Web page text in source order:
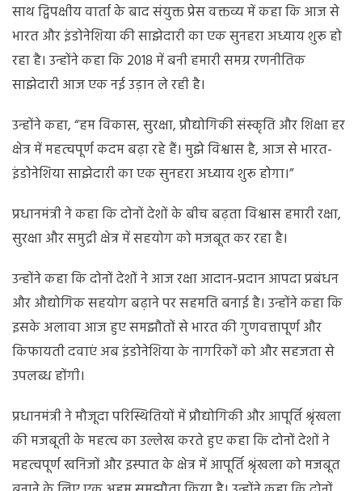
साथ द्विपक्षीय वार्ता के बाद संयुक्त प्रेस वक्तव्य में कहा कि आज से
भारत और इंडोनेशिया की साझेदारी का एक सुनहरा अध्याय शुरू हो
रहा है। उन्होंने कहा कि 2018 में बनी हमारी समग्र रणनीतिक
साझेदारी आज एक नई उड़ान ले रही है।
उन्होंने कहा, “हम विकास, सुरक्षा, प्रौद्योगिकी संस्कृति और शिक्षा हर
क्षेत्र में महत्वपूर्ण कदम बढ़ा रहे हैं। मुझे विश्वास है, आज से भारत-
इंडोनेशिया साझेदारी का एक सुनहरा अध्याय शुरू होगा।”
प्रधानमंत्री ने कहा कि दोनों देशों के बीच बढ़ता विश्वास हमारी रक्षा,
सुरक्षा और समुद्री क्षेत्र में सहयोग को मजबूत कर रहा है।
उन्होंने कहा कि दोनों देशों ने आज रक्षा आदान-प्रदान आपदा प्रबंधन
और औद्योगिक सहयोग बढ़ाने पर सहमति बनाई है। उन्होंने कहा कि
इसके अलावा आज हुए समझौतों से भारत की गुणवत्तापूर्ण और
किफायती दवाएं अब इंडोनेशिया के नागरिकों को और सहजता से
उपलब्ध होंगी।
प्रधानमंत्री ने मौजूदा परिस्थितियों में प्रौद्योगिकी और आपूर्ति श्रृंखला
की मजबूती के महत्व का उल्लेख करते हुए कहा कि दोनों देशों ने
महत्वपूर्ण खनिजों और इस्पात के क्षेत्र में आपूर्ति श्रृंखला को मजबूत